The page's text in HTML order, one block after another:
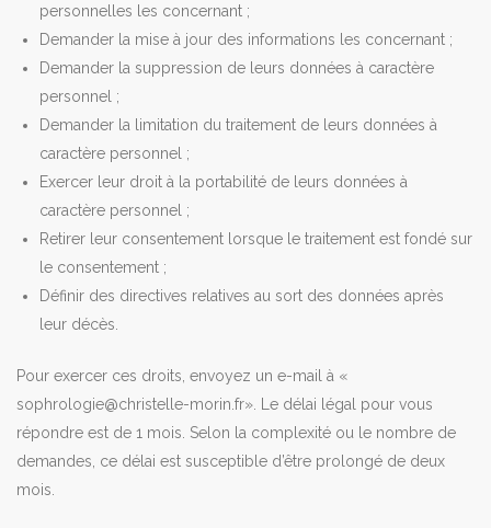
personnelles les concernant ;
Demander la mise à jour des informations les concernant ;
Demander la suppression de leurs données à caractère
personnel ;
Demander la limitation du traitement de leurs données à
caractère personnel ;
Exercer leur droit à la portabilité de leurs données à
caractère personnel ;
Retirer leur consentement lorsque le traitement est fondé sur
le consentement ;
Définir des directives relatives au sort des données après
leur décès.
Pour exercer ces droits, envoyez un e-mail à «
sophrologie@christelle-morin.fr».
Le délai légal pour vous
répondre est de 1 mois. Selon la complexité ou le nombre de
demandes, ce délai est susceptible d’être prolongé de deux
mois.